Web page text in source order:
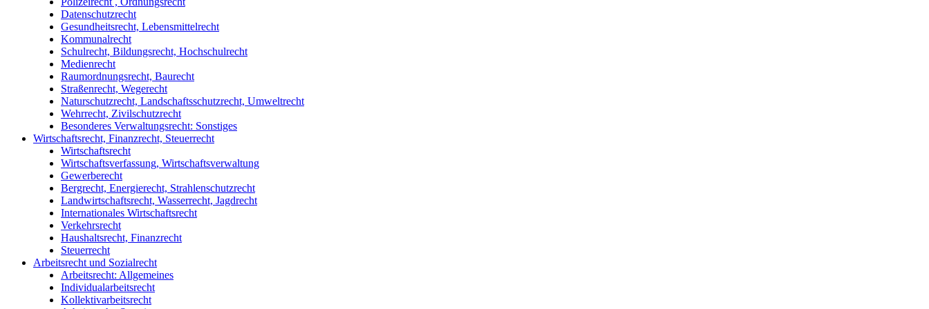
Datenschutzrecht
Gesundheitsrecht, Lebensmittelrecht
Kommunalrecht
Schulrecht, Bildungsrecht, Hochschulrecht
Medienrecht
Raumordnungsrecht, Baurecht
Straßenrecht, Wegerecht
Naturschutzrecht, Landschaftsschutzrecht, Umweltrecht
Wehrrecht, Zivilschutzrecht
Besonderes Verwaltungsrecht: Sonstiges
Wirtschaftsrecht, Finanzrecht, Steuerrecht
Wirtschaftsrecht
Wirtschaftsverfassung, Wirtschaftsverwaltung
Gewerberecht
Bergrecht, Energierecht, Strahlenschutzrecht
Landwirtschaftsrecht, Wasserrecht, Jagdrecht
Internationales Wirtschaftsrecht
Verkehrsrecht
Haushaltsrecht, Finanzrecht
Steuerrecht
Arbeitsrecht und Sozialrecht
Arbeitsrecht: Allgemeines
Individualarbeitsrecht
Kollektivarbeitsrecht